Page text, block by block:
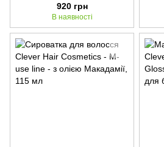
920 грн
В наявності